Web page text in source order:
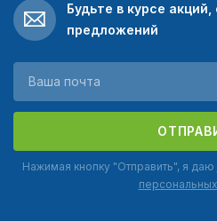
Будьте в курсе
предложений
Нажимая кнопку "Отправить", я даю